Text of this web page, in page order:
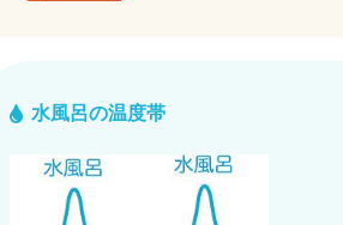
水風呂の温度帯